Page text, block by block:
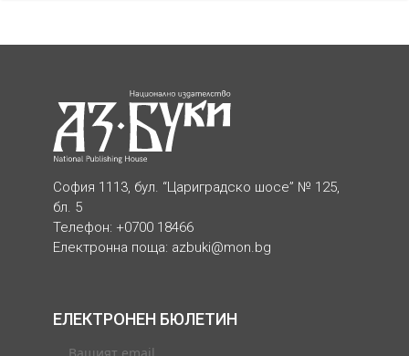
София 1113, бул. “Цариградско шосе” № 125,
бл. 5
Телефон: +0700 18466
Електронна поща: azbuki@mon.bg
ЕЛЕКТРОНЕН БЮЛЕТИН